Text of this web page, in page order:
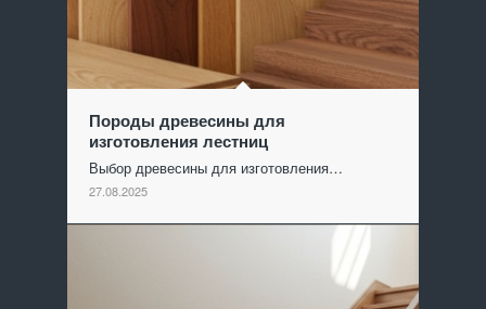
Породы древесины для
изготовления лестниц
Выбор древесины для изготовления…
27.08.2025